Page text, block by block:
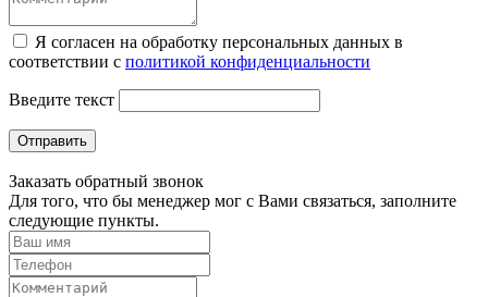
Я согласен на обработку персональных данных в
соответствии с политикой конфиденциальности
Введите текст
Отправить
Заказать обратный звонок
Для того, что бы менеджер мог с Вами связаться, заполните
следующие пункты.